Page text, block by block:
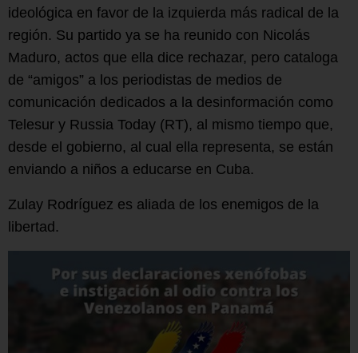
ideológica en favor de la izquierda más radical de la
región. Su partido ya se ha reunido con Nicolás
Maduro, actos que ella dice rechazar, pero cataloga
de “amigos” a los periodistas de medios de
comunicación dedicados a la desinformación como
Telesur y Russia Today (RT), al mismo tiempo que,
desde el gobierno, al cual ella representa, se están
enviando a niños a educarse en Cuba.
Zulay Rodríguez es aliada de los enemigos de la
libertad.